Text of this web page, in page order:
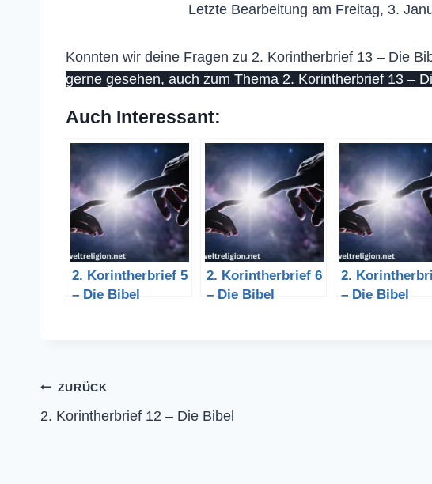
Letzte Bearbeitung am Freitag, 3.
Konnten wir deine Fragen zu 2. Korintherbrief 13 – Die
gerne gesehen, auch zum Thema 2. Korintherbrief 13 –
Auch Interessant:
2. Korintherbrief 5
– Die Bibel
2. Korintherbrief 6
– Die Bibel
2.
– Die Bibel
Beitragsnavigation
ZURÜCK
2. Korintherbrief 12 – Die Bibel